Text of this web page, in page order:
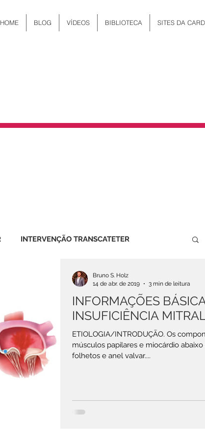
HOME BLOG VÍDEOS BIBLIOTECA SITES DA
INTERVENÇÃO TRANSCATETER
VALVA AÓRTICA
DOENÇAS DA AORTA
CIRCULATÓRIA TÉCNICA CIRÚRGICA
INFORMAÇÕES
INSUFICIÊNCIA
ETIOLOGIA/INTRODUÇÃO. Os
músculos papilares e miocárdio
folhetos e anel valvar....
Bruno S. Holz
14 de abr. de 2019
3 min de leitura